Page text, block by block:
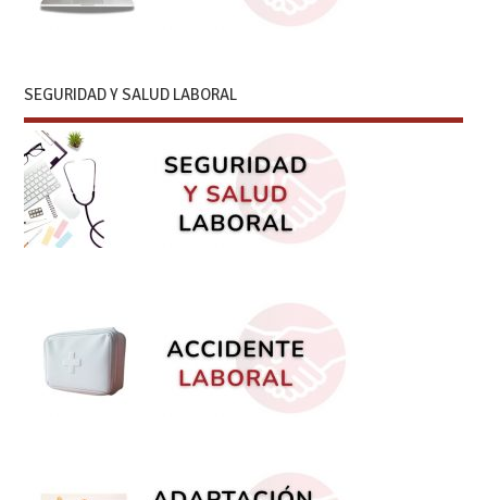
SEGURIDAD Y SALUD LABORAL